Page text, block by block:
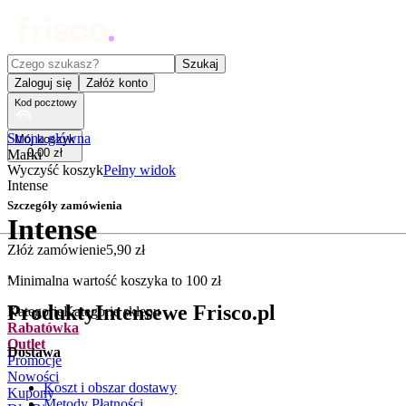
Czego szukasz?
Szukaj
Zaloguj się
Załóż konto
Kod pocztowy
Mój koszyk
0,00 zł
Wyczyść koszykPełny widok
Szczegóły zamówienia
Złóż zamówienie5,90 zł
Minimalna wartość koszyka to 100 zł
KategorieKategorie sklepu
Rabatówka
Outlet
Promocje
Nowości
Kupony
Strona główna
Marki
Intense
Intense
.
ProduktyIntensewe Frisco.pl
Dostawa
Koszt i obszar dostawy